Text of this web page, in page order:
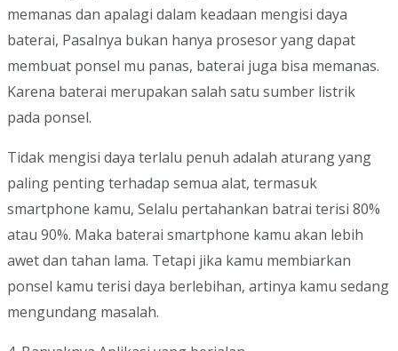
memanas dan apalagi dalam keadaan mengisi daya
baterai, Pasalnya bukan hanya prosesor yang dapat
membuat ponsel mu panas, baterai juga bisa memanas.
Karena baterai merupakan salah satu sumber listrik
pada ponsel.
Tidak mengisi daya terlalu penuh adalah aturang yang
paling penting terhadap semua alat, termasuk
smartphone kamu, Selalu pertahankan batrai terisi 80%
atau 90%. Maka baterai smartphone kamu akan lebih
awet dan tahan lama. Tetapi jika kamu membiarkan
ponsel kamu terisi daya berlebihan, artinya kamu sedang
mengundang masalah.